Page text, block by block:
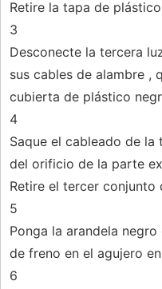
Retire la tapa de
3
Desconecte la tercera
sus cables de alambre ,
cubierta de plástico
4
Saque el cableado de
del orificio de la parte
Retire el tercer conjunto
5
Ponga la arandela
de freno en el agujero
6